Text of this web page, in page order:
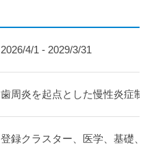
2026/4/1 - 2029/3/31
歯周炎を起点とした慢性炎症制
登録クラスター 医学 基礎